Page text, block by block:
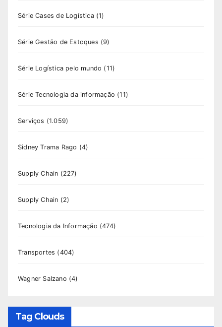
Série Cases de Logística(1)
Série Gestão de Estoques (9)
Série Logística pelo mundo (11)
Série Tecnologia da informação (11)
Serviços (1.059)
Sidney Trama Rago (4)
Supply Chain (227)
Supply Chain (2)
Tecnologia da Informação (474)
Transportes (404)
Wagner Salzano (4)
Tag Clouds